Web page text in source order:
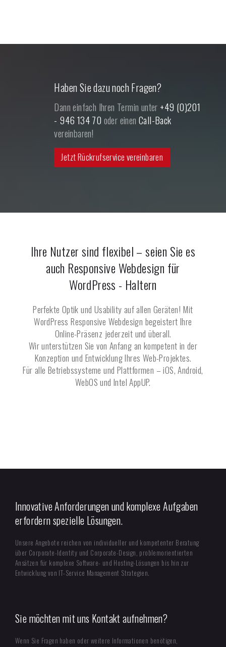
Haben Sie dazu noch Fragen?
Dann einfach Ihren Termin unter +49 (0)201
- 946 134 70 oder einen Call-Back
vereinbaren!
Jetzt Rückrufservice vereinbaren
Ihre Nutzer sind flexibel – seien Sie es
auch Responsive Webdesign für
WordPress - Haltern
Perfekte Optik und Usability auf allen Geräten! Mit
WordPress Responsive Webdesign begeistert Ihre
Online-Präsenz jederzeit und überall.
Wir unterstützen Sie von Anfang an kompetent in der
Konzeption und Entwicklung Ihres Web-Projektes.
Für alle Betriebssysteme und Plattformen – iOS, Android,
WebOS und Intel AppUP.
Innovative Anforderungen und komplexe Aufgaben
erfordern spezielle Lösungen.
Unsere Angebote reichen von individueller und kompetenter Beratung
über Corporate-Identity und Corporate-Design, problemorientierten
Ansätzen für komplexe Software- und Hosting-Lösungen bis hin zur
Entwicklung von IT-Service Management Strategien.
Sie möchten mit uns Kontakt aufnehmen?
Wenn Sie Fragen haben oder weitere Informationen benötigen,